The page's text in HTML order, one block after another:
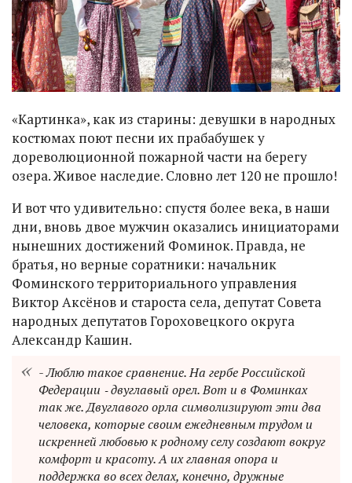
«Картинка», как из старины: девушки в народных
костюмах поют песни их прабабушек у
дореволюционной пожарной части на берегу
озера. Живое наследие. Словно лет 120 не прошло!
И вот что удивительно: спустя более века, в наши
дни, вновь двое мужчин оказались инициаторами
нынешних достижений Фоминок. Правда, не
братья, но верные соратники: начальник
Фоминского территориального управления
Виктор Аксёнов и староста села, депутат Совета
народных депутатов Гороховецкого округа
Александр Кашин.
- Люблю такое сравнение. На гербе Российской
Федерации ‑ двуглавый орел. Вот и в Фоминках
так же. Двуглавого орла символизируют эти два
человека, которые своим ежедневным трудом и
искренней любовью к родному селу создают вокруг
комфорт и красоту. А их главная опора и
поддержка во всех делах, конечно, дружные